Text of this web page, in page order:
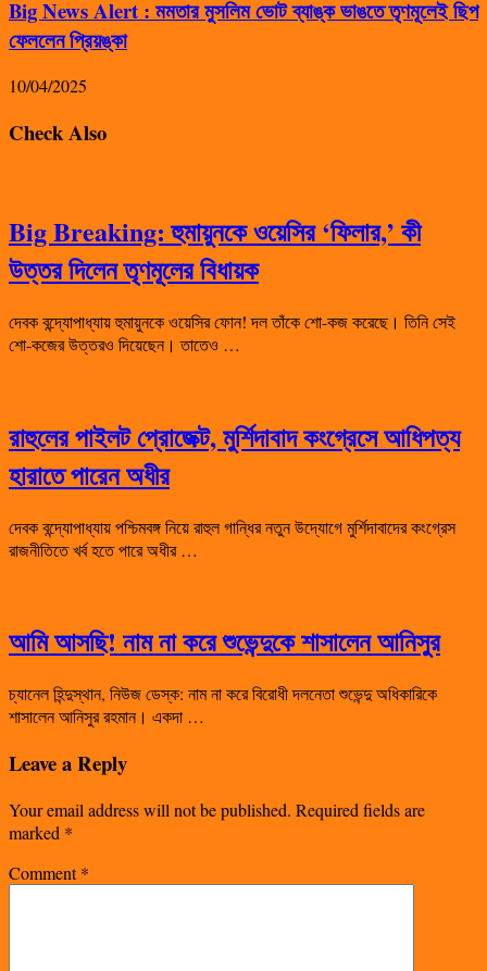
Big News Alert : মমতার মুসলিম ভোট ব্যাঙ্ক ভাঙতে তৃণমূলেই ছিপ
ফেললেন প্রিয়ঙ্কা
10/04/2025
Check Also
Big Breaking: হুমায়ুনকে ওয়েসির ‘ফিলার,’ কী
উত্তর দিলেন তৃণমূলের বিধায়ক
দেবক বন্দ্যোপাধ্যায় হুমায়ুনকে ওয়েসির ফোন! দল তাঁকে শো-কজ করেছে। তিনি সেই
শো-কজের উত্তরও দিয়েছেন। তাতেও …
রাহুলের পাইলট প্রোজেক্ট, মুর্শিদাবাদ কংগ্রেসে আধিপত্য
হারাতে পারেন অধীর
দেবক বন্দ্যোপাধ্যায় পশ্চিমবঙ্গ নিয়ে রাহুল গান্ধির নতুন উদ্যোগে মুর্শিদাবাদের কংগ্রেস
রাজনীতিতে খর্ব হতে পারে অধীর …
আমি আসছি! নাম না করে শুভেন্দুকে শাসালেন আনিসুর
চ্যানেল হিন্দুস্থান, নিউজ ডেস্ক: নাম না করে বিরোধী দলনেতা শুভেন্দু অধিকারিকে
শাসালেন আনিসুর রহমান। একদা …
Leave a Reply
Your email address will not be published. Required fields are
marked *
Comment*